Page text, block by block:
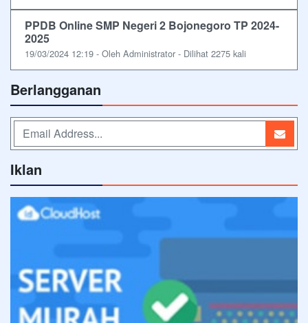
PPDB Online SMP Negeri 2 Bojonegoro TP 2024-
2025
19/03/2024 12:19 - Oleh Administrator - Dilihat 2275 kali
Berlangganan
Iklan